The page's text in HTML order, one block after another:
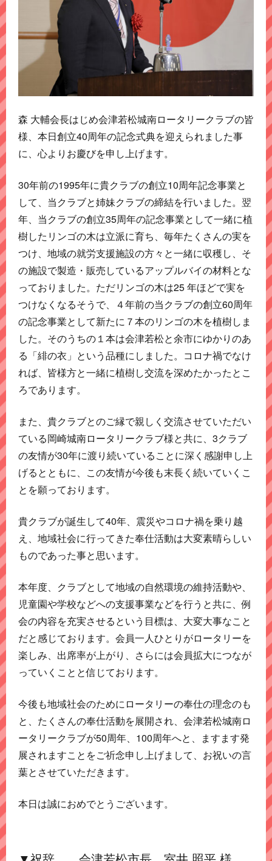
森 大輔会長はじめ会津若松城南ロータリークラブの皆
様、本日創立40周年の記念式典を迎えられました事
に、心よりお慶びを申し上げます。
30年前の1995年に貴クラブの創立10周年記念事業と
して、当クラブと姉妹クラブの締結を行いました。翌
年、当クラブの創立35周年の記念事業として一緒に植
樹したリンゴの木は立派に育ち、毎年たくさんの実を
つけ、地域の就労支援施設の方々と一緒に収穫し、そ
の施設で製造・販売しているアップルバイの材料とな
っておりました。ただリンゴの木は25 年ほどで実を
つけなくなるそうで、４年前の当クラブの創立60周年
の記念事業として新たに７本のリンゴの木を植樹しま
した。そのうちの１本は会津若松と余市にゆかりのあ
る「緋の衣」という品種にしました。コロナ禍でなけ
れば、皆様方と一緒に植樹し交流を深めたかったとこ
ろであります。
また、貴クラブとのご縁で親しく交流させていただい
ている岡崎城南ロータリークラブ様と共に、3クラブ
の友情が30年に渡り続いていることに深く感謝申し上
げるとともに、この友情が今後も末長く続いていくこ
とを願っております。
貴クラブが誕生して40年、震災やコロナ禍を乗り越
え、地域社会に行ってきた奉仕活動は大変素晴らしい
ものであった事と思います。
本年度、クラブとして地域の自然環境の維持活動や、
児童園や学校などへの支援事業などを行うと共に、例
会の内容を充実させるという目標は、大変大事なこと
だと感じております。会員一人ひとりがロータリーを
楽しみ、出席率が上がり、さらには会員拡大につなが
っていくことと信じております。
今後も地域社会のためにロータリーの奉仕の理念のも
と、たくさんの奉仕活動を展開され、会津若松城南ロ
ータリークラブが50周年、100周年へと、ますます発
展されますことをご祈念申し上げまして、お祝いの言
葉とさせていただきます。
本日は誠におめでとうございます。